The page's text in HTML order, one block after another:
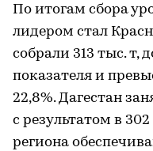
По итогам сбора
лидером стал
собрали 313 тыс. т,
показателя и
22,8%. Дагестан
с результатом в
региона